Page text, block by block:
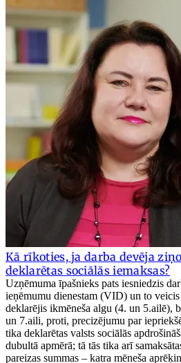
Kā rīkoties, ja darba devēja
deklarētas sociālās iemaksas?
Uzņēmuma īpašnieks pats iesniedzis
ieņēmumu dienestam (VID) un to
deklarējis ikmēneša algu (4. un 5.ailē),
un 7.aili, proti, precizējumu par
tika deklarētas valsts sociālās
dubultā apmērā; tā tās tika arī
pareizas summas – katra mēneša